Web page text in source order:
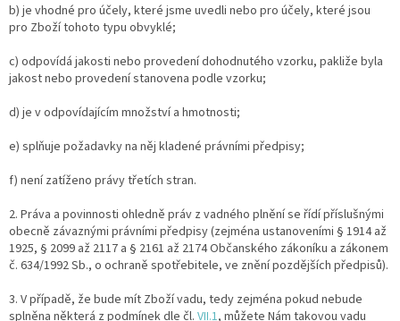
b) je vhodné pro účely, které jsme uvedli nebo pro účely, které jsou
pro Zboží tohoto typu obvyklé;
c) odpovídá jakosti nebo provedení dohodnutého vzorku, pakliže byla
jakost nebo provedení stanovena podle vzorku;
d) je v odpovídajícím množství a hmotnosti;
e) splňuje požadavky na něj kladené právními předpisy;
f) není zatíženo právy třetích stran.
2. Práva a povinnosti ohledně práv z vadného plnění se řídí příslušnými
obecně závaznými právními předpisy (zejména ustanoveními § 1914 až
1925, § 2099 až 2117 a § 2161 až 2174 Občanského zákoníku a zákonem
č. 634/1992 Sb., o ochraně spotřebitele, ve znění pozdějších předpisů).
3. V případě, že bude mít Zboží vadu, tedy zejména pokud nebude
splněna některá z podmínek dle čl. VII.1, můžete Nám takovou vadu